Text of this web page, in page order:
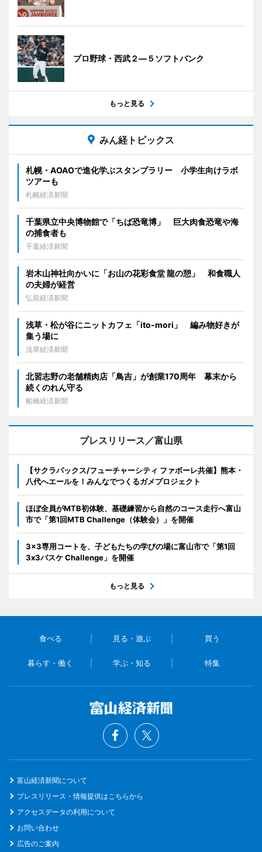
プロ野球・西武２―５ソフトバンク
もっと見る
みん経トピックス
札幌・AOAOで進化学ぶスタンプラリー 小学生向けラボ
ツアーも
札幌経済新聞
千葉県立中央博物館で「ちば恐竜博」 巨大肉食恐竜や海
の捕食者も
千葉経済新聞
岩木山神社向かいに「お山の花彩食堂 龍の憩」 和食職人
の夫婦が経営
弘前経済新聞
浅草・松が谷にニットカフェ「ito-mori」 編み物好きが
集う場に
浅草経済新聞
北習志野の老舗精肉店「鳥吉」が創業170周年 幕末から
続くのれん守る
船橋経済新聞
プレスリリース／富山県
【サクラパックス/フューチャーシティ ファボーレ共催】熊本・
八代へエールを！みんなでつくるガメプロジェクト
ほぼ全員がMTB初体験、基礎練習から自然のコース走行へ富山
市で「第1回MTB Challenge（体験会）」を開催
3x3専用コートを、子どもたちの学びの場に富山市で「第1回
3x3バスケ Challenge」を開催
もっと見る
食べる 見る・遊ぶ 買う
暮らす・働く 学ぶ・知る 特集
富山経済新聞について
プレスリリース・情報提供はこちらから
アクセスデータの利用について
お問い合わせ
広告のご案内